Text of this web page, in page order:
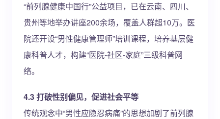
“前列腺健康中国行”公益项目，已在云南、四川、
贵州等地举办讲座200余场，覆盖人群超10万。医
院还开设“男性健康管理师”培训课程，培养基层健
康科普人才，构建“医院-社区-家庭”三级科普网
络。
4.3 打破性别偏见，促进社会平等
传统观念中“男性应隐忍病痛”的思想加剧了前列腺